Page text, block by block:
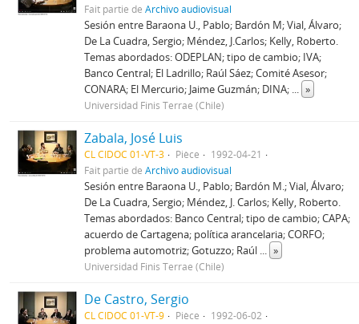
Fait partie deArchivo audiovisual
Sesión entre Baraona U., Pablo; Bardón M; Vial, Álvaro;
De La Cuadra, Sergio; Méndez, J.Carlos; Kelly, Roberto.
Temas abordados: ODEPLAN; tipo de cambio; IVA;
Banco Central; El Ladrillo; Raúl Sáez; Comité Asesor;
CONARA; El Mercurio; Jaime Guzmán; DINA; ... »
Universidad Finis Terrae (Chile)
Zabala, José Luis
CL CIDOC 01-VT-3 Pièce
1992-04-21
Fait partie deArchivo audiovisual
Sesión entre Baraona U., Pablo; Bardón M.; Vial, Álvaro;
De La Cuadra, Sergio; Méndez, J. Carlos; Kelly, Roberto.
Temas abordados: Banco Central; tipo de cambio; CAPA;
acuerdo de Cartagena; política arancelaria; CORFO;
problema automotriz; Gotuzzo; Raúl ... »
Universidad Finis Terrae (Chile)
De Castro, Sergio
CL CIDOC 01-VT-9 Pièce
1992-06-02